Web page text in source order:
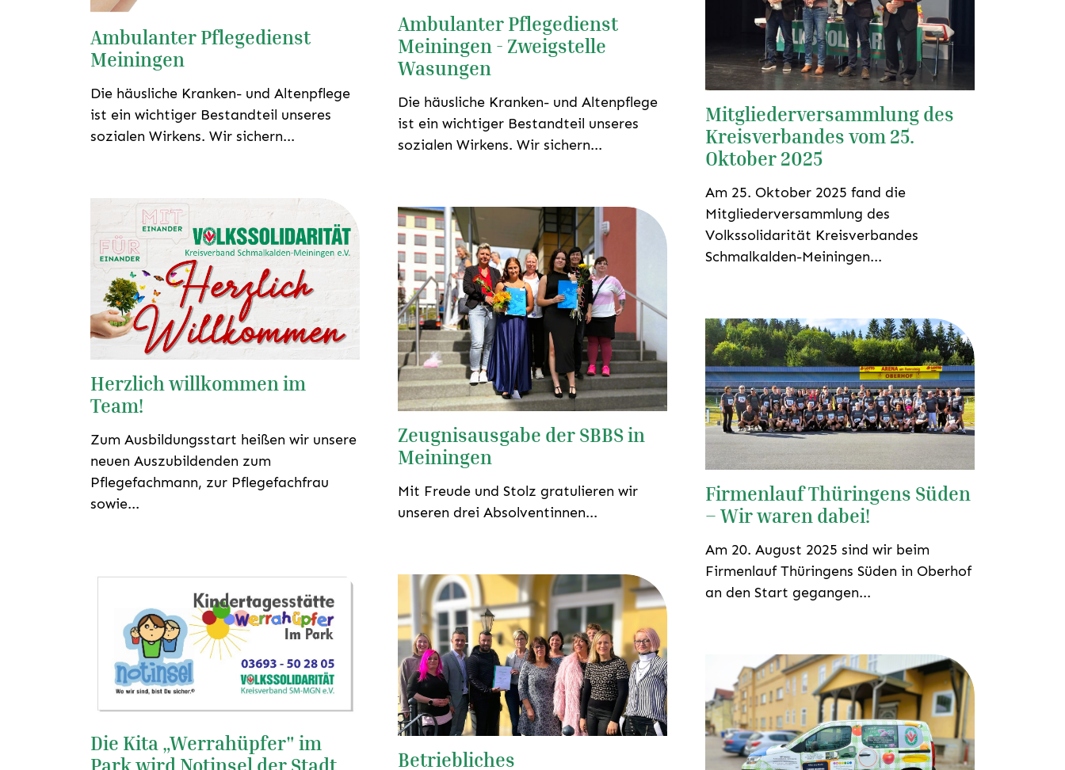
Ambulanter Pflegedienst
Meiningen
Die häusliche Kranken- und Altenpflege
ist ein wichtiger Bestandteil unseres
sozialen Wirkens. Wir sichern...
Ambulanter Pflegedienst
Meiningen - Zweigstelle
Wasungen
Die häusliche Kranken- und Altenpflege
ist ein wichtiger Bestandteil unseres
sozialen Wirkens. Wir sichern...
Mitgliederversammlung des
Kreisverbandes vom 25.
Oktober 2025
Am 25. Oktober 2025 fand die
Mitgliederversammlung des
Volkssolidarität Kreisverbandes
Schmalkalden-Meiningen...
Herzlich willkommen im
Team!
Zum Ausbildungsstart heißen wir unsere
neuen Auszubildenden zum
Pflegefachmann, zur Pflegefachfrau
sowie...
Zeugnisausgabe der SBBS in
Meiningen
Mit Freude und Stolz gratulieren wir
unseren drei Absolventinnen...
Firmenlauf Thüringens Süden
– Wir waren dabei!
Am 20. August 2025 sind wir beim
Firmenlauf Thüringens Süden in Oberhof
an den Start gegangen...
Die Kita „Werrahüpfer" im
Park wird Notinsel der Stadt
Betriebliches